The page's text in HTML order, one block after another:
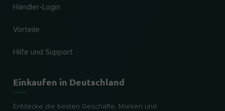
Händler-Login
Vorteile
Hilfe und Support
Einkaufen in Deutschland
Entdecke die besten Geschäfte, Marken und